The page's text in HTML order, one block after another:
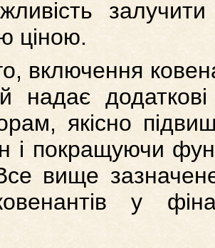
ціною.
включення
надає
якісно
і покращуючи
вище
у